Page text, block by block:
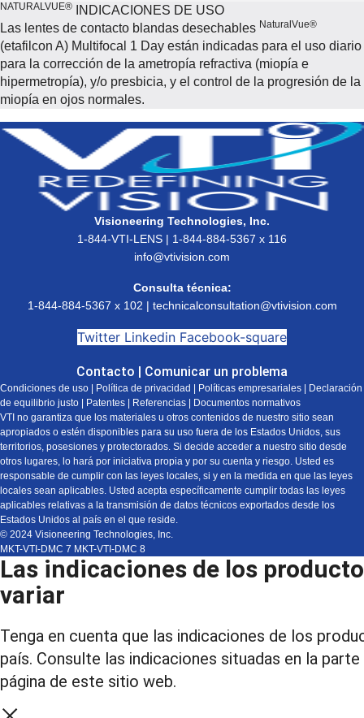
NATURALVUE®
INDICACIONES DE USO
Las lentes de contacto blandas desechables NaturalVue®
(etafilcon A) Multifocal 1 Day están indicadas para el uso diario
para la corrección de la ametropía refractiva (miopía e
hipermetropía), y/o presbicia, y el control de la progresión de la
miopía en ojos normales.
Visioneering Technologies, Inc.
1-844-VTI-LENS | 1-844-884-5367 x 116
info@vtivision.com
Consulta técnica:
1-844-884-5367 x 102 | technicalconsultation@vtivision.com
Twitter Linkedin Facebook-square
Contacto | Comunicar un problema
Condiciones de uso Política de privacidad Políticas empresariales
Declaración
de equilibrio justo
Patentes Referencias
Documentos normativos
VTI no garantiza que los materiales u otros contenidos de nuestro sitio sean
apropiados o estén disponibles para su uso fuera de los Estados Unidos, sus
territorios, posesiones y protectorados. Si decide acceder a nuestro sitio desde
otros lugares, lo hará por iniciativa propia y por su cuenta y riesgo. Usted es
responsable de cumplir con las leyes locales, si y en la medida en que las leyes
locales sean aplicables. Usted acepta específicamente cumplir todas las leyes
aplicables relativas a la transmisión de datos técnicos exportados desde los
Estados Unidos al país en el que reside.
© 2024 Visioneering Technologies, Inc.
MKT-VTI-DMC 7 MKT-VTI-DMC 8
Las indicaciones de los
variar
Tenga en cuenta que las indicaciones de los
país. Consulte las indicaciones situadas en la
página de este sitio web.